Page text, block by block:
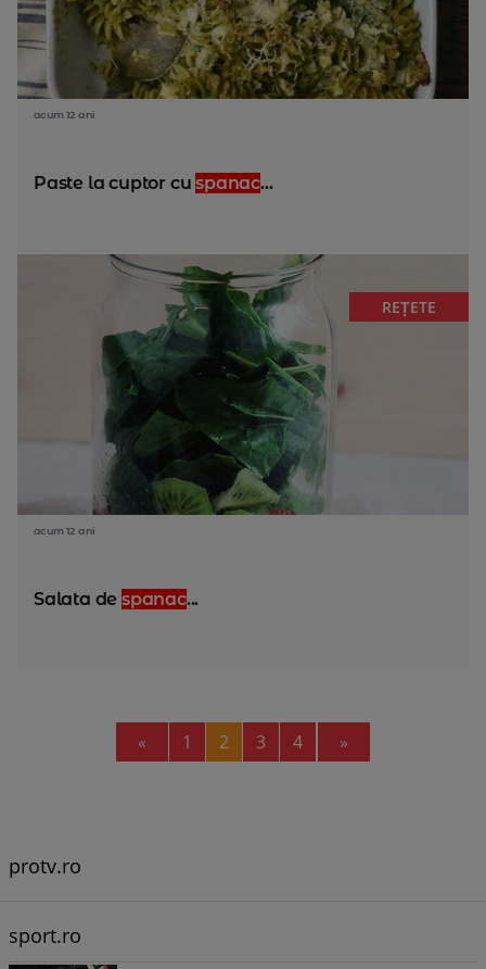
acum 12 ani
Paste la cuptor cuspanac...
REȚETE
acum 12 ani
Salata despanac...
« Previous
1 2 3 4 »
protv.ro
sport.ro